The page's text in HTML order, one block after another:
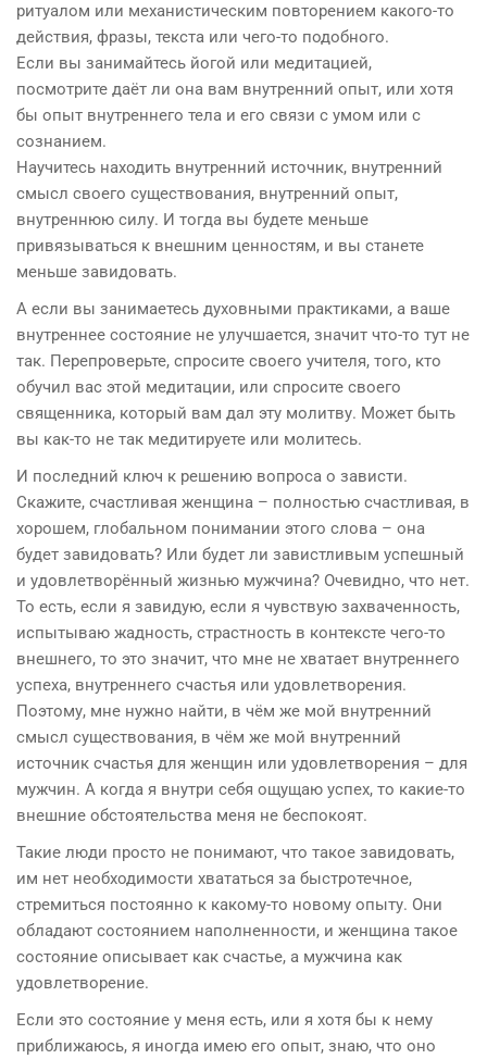
ритуалом или механистическим повторением какого-то
действия, фразы, текста или чего-то подобного.
Если вы занимайтесь йогой или медитацией,
посмотрите даёт ли она вам внутренний опыт, или хотя
бы опыт внутреннего тела и его связи с умом или с
сознанием.
Научитесь находить внутренний источник, внутренний
смысл своего существования, внутренний опыт,
внутреннюю силу. И тогда вы будете меньше
привязываться к внешним ценностям, и вы станете
меньше завидовать.
А если вы занимаетесь духовными практиками, а ваше
внутреннее состояние не улучшается, значит что-то тут не
так. Перепроверьте, спросите своего учителя, того, кто
обучил вас этой медитации, или спросите своего
священника, который вам дал эту молитву. Может быть
вы как-то не так медитируете или молитесь.
И последний ключ к решению вопроса о зависти.
Скажите, счастливая женщина – полностью счастливая, в
хорошем, глобальном понимании этого слова – она
будет завидовать? Или будет ли завистливым успешный
и удовлетворённый жизнью мужчина? Очевидно, что нет.
То есть, если я завидую, если я чувствую захваченность,
испытываю жадность, страстность в контексте чего-то
внешнего, то это значит, что мне не хватает внутреннего
успеха, внутреннего счастья или удовлетворения.
Поэтому, мне нужно найти, в чём же мой внутренний
смысл существования, в чём же мой внутренний
источник счастья для женщин или удовлетворения – для
мужчин. А когда я внутри себя ощущаю успех, то какие-то
внешние обстоятельства меня не беспокоят.
Такие люди просто не понимают, что такое завидовать,
им нет необходимости хвататься за быстротечное,
стремиться постоянно к какому-то новому опыту. Они
обладают состоянием наполненности, и женщина такое
состояние описывает как счастье, а мужчина как
удовлетворение.
Если это состояние у меня есть, или я хотя бы к нему
приближаюсь, я иногда имею его опыт, знаю, что оно